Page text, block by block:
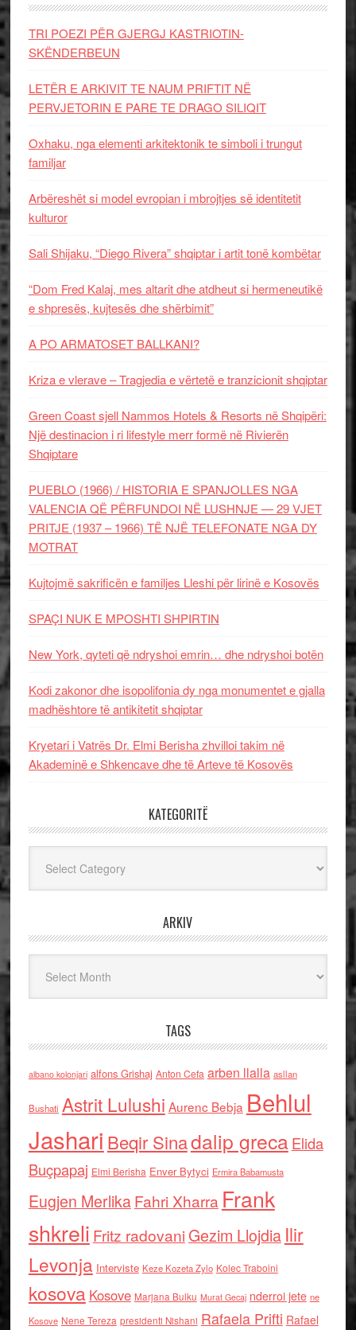
TRI POEZI PËR GJERGJ KASTRIOTIN-
SKËNDERBEUN
LETËR E ARKIVIT TE NAUM PRIFTIT NË
PERVJETORIN E PARE TE DRAGO SILIQIT
Oxhaku, nga elementi arkitektonik te simboli i trungut
familjar
Arbëreshët si model evropian i mbrojtjes së identitetit
kulturor
Sali Shijaku, “Diego Rivera” shqiptar i artit tonë kombëtar
“Dom Fred Kalaj, mes altarit dhe atdheut si hermeneutikë
e shpresës, kujtesës dhe shërbimit”
A PO ARMATOSET BALLKANI?
Kriza e vlerave – Tragjedia e vërtetë e tranzicionit shqiptar
Green Coast sjell Nammos Hotels & Resorts në Shqipëri:
Një destinacion i ri lifestyle merr formë në Rivierën
Shqiptare
PUEBLO (1966) / HISTORIA E SPANJOLLES NGA
VALENCIA QË PËRFUNDOI NË LUSHNJE — 29 VJET
PRITJE (1937 – 1966) TË NJË TELEFONATE NGA DY
MOTRAT
Kujtojmë sakrificën e familjes Lleshi për lirinë e Kosovës
SPAÇI NUK E MPOSHTI SHPIRTIN
New York, qyteti që ndryshoi emrin… dhe ndryshoi botën
Kodi zakonor dhe isopolifonia dy nga monumentet e gjalla
madhështore të antikitetit shqiptar
Kryetari i Vatrës Dr. Elmi Berisha zhvilloi takim në
Akademinë e Shkencave dhe të Arteve të Kosovës
KATEGORITË
ARKIV
TAGS
albano kolonjari alfons Grishaj Anton Cefa arben llalla asllan
Bushati Astrit Lulushi Aurenc Bebja Behlul
Jashari Beqir Sinadalip grecaElida
Buçpapaj Elmi Berisha Enver Bytyci Ermira Babamusta
Eugjen MerlikaFahri Xharra Frank
shkreli Fritz radovaniGezim Llojdia Ilir
Levonja Interviste Keze Kozeta Zylo Kolec Traboini
kosova Kosove Marjana Bulku Murat Gecaj nderroi jete ne
Kosove Nene Tereza presidenti Nishani Rafaela Prifti Rafael